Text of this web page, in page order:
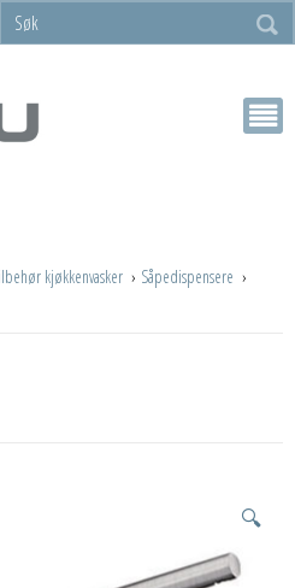
kjøkkenvasker
Såpedispensere
🔍